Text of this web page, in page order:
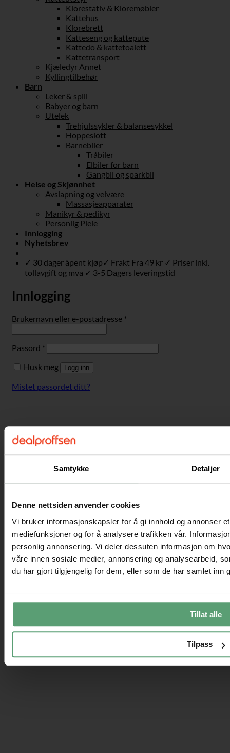
Samtykke Detaljer
Denne nettsiden anvender cookies
Vi bruker informasjonskapsler for å gi innhold og annonser
mediefunksjoner og for å analysere trafikken vår.
personlig annonsering. Vi deler dessuten informasjon om
våre innen sosiale medier, annonsering og analysearbeid,
du har gjort tilgjengelig for dem, eller som de har samlet inn
Tillat alle
Tilpass
Klorestativ & Kloremøbler
Kattehus
Klorebrett
Katteseng og kattepute
Kattedo & kattetoalett
Kattetransport
Kjæledyr Annet
Kyllingtilbehør
Barn
Leker & spill
Babyer og barn
Utelek
Trehjulssykler & balansesykkel
Hoppeslott
Barnebiler
Tråbiler
Elbiler for barn
Gangbil og sparkbil
Helse og Skjønnhet
Avslapning og velvære
Massasjeapparater
Manikyr & pedikyr
Personlig Pleie
Innlogging
Nyhetsbrev
✓ 30 dager åpent kjøp✓ Frakt Fra 49 kr ✓ Priser inkl.
tollavgift og mva ✓ 3-5 Dagers leveringstid
Innlogging
Brukernavn eller e-postadresse *
Passord * Påkrevd
Husk meg
Logg inn
Mistet passordet ditt?